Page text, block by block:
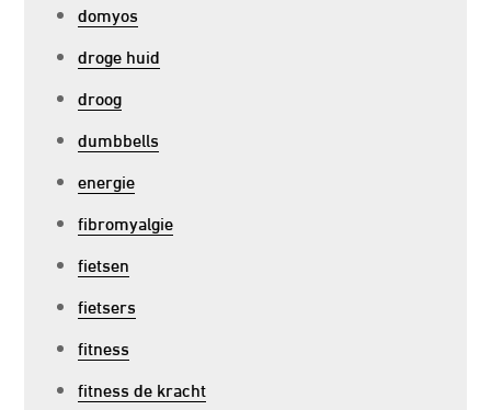
domyos
droge huid
droog
dumbbells
energie
fibromyalgie
fietsen
fietsers
fitness
fitness de kracht